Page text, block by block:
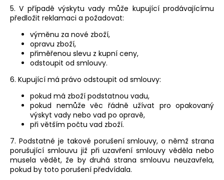
5. V případě výskytu vady může kupující prodávajícímu
předložit reklamaci a požadovat:
výměnu za nové zboží,
opravu zboží,
přiměřenou slevu z kupní ceny,
odstoupit od smlouvy.
6. Kupující má právo odstoupit od smlouvy:
pokud má zboží podstatnou vadu,
pokud nemůže věc řádně užívat pro opakovaný
výskyt vady nebo vad po opravě,
při větším počtu vad zboží.
7. Podstatné je takové porušení smlouvy, o němž strana
porušující smlouvu již při uzavření smlouvy věděla nebo
musela vědět, že by druhá strana smlouvu neuzavřela,
pokud by toto porušení předvídala.